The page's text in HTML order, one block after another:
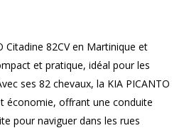
Citadine 82CV en Martinique et
et pratique, idéal pour les
ses 82 chevaux, la KIA PICANTO
économie, offrant une conduite
pour naviguer dans les rues